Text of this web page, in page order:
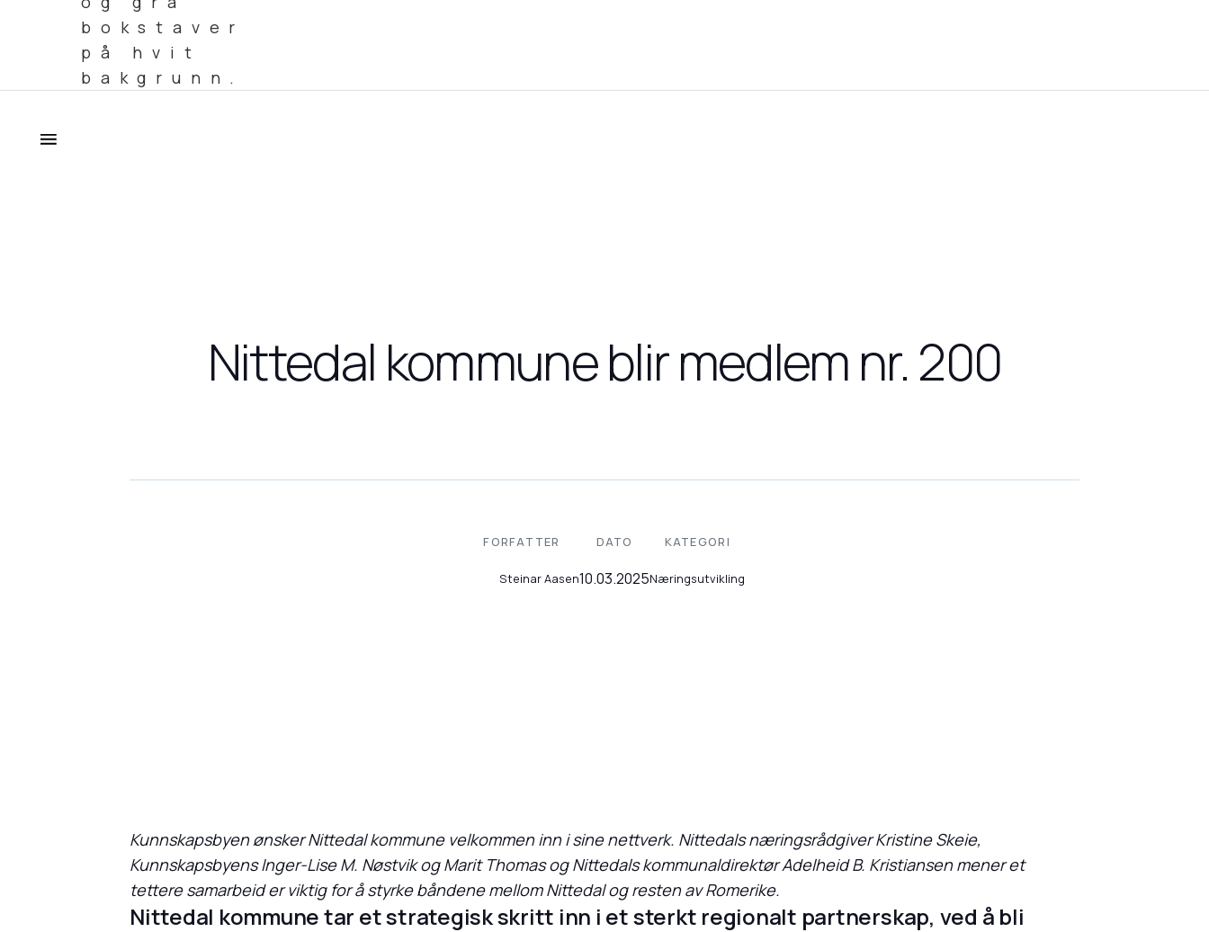
Nittedal kommune blir medlem nr. 200
FORFATTER
Steinar Aasen
DATO
10.03.2025
KATEGORI
Næringsutvikling
Kunnskapsbyen ønsker Nittedal kommune velkommen inn i sine nettverk. Nittedals næringsrådgiver Kristine Skeie,
Kunnskapsbyens Inger-Lise M. Nøstvik og Marit Thomas og Nittedals kommunaldirektør Adelheid B. Kristiansen mener et
tettere samarbeid er viktig for å styrke båndene mellom Nittedal og resten av Romerike.
Nittedal kommune tar et strategisk skritt inn i et sterkt regionalt partnerskap, ved å bli